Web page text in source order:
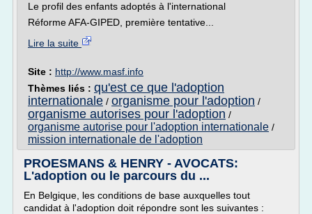
Le profil des enfants adoptés à l'international
Réforme AFA-GIPED, première tentative...
Lire la suite
Site : http://www.masf.info
Thèmes liés : qu'est ce que l'adoption
internationale / organisme pour l'adoption /
organisme autorises pour l'adoption /
organisme autorise pour l'adoption internationale /
mission internationale de l'adoption
PROESMANS & HENRY - AVOCATS:
L'adoption ou le parcours du ...
En Belgique, les conditions de base auxquelles tout
candidat à l'adoption doit répondre sont les suivantes :